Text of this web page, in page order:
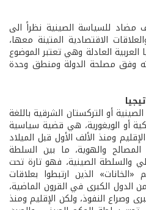
مضاد للسياسة الصينية نظراً الى
الاقتصادية المتينة معها،
العادلة وهي تعتبر الموضوع
وفق مصلحة الدولة ومنطق وحدة
أو التركستان الشرقية باللغة
أو الويغورية، هي قضية سياسية
ومنذ الألف الأول قبل الميلاد
والهوية، ما بين السلطة
والسلطة الصينية، فهو تارة تحت
الذين ارتبطوا بعلاقات
الكبرى في القرون الماضية،
وصراع النفوذ، ولكن الإقليم ومنذ